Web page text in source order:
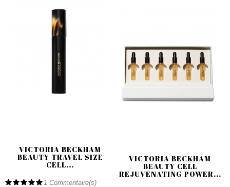
VICTORIA BECKHAM
BEAUTY TRAVEL SIZE
CELL...
1 Commentaire(s)
VICTORIA BECKHAM
BEAUTY CELL
REJUVENATING POWER...